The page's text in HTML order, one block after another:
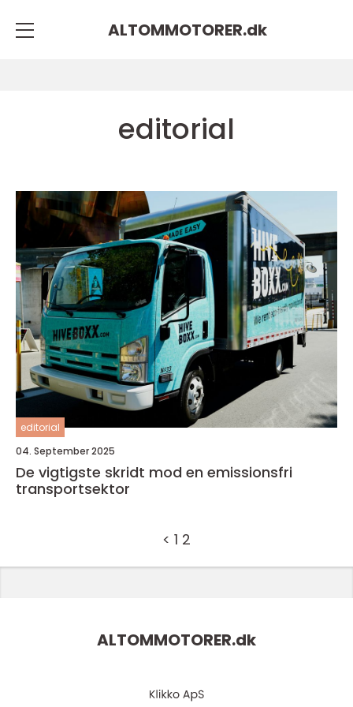
ALTOMMOTORER.dk
editorial
editorial
04. September 2025
De vigtigste skridt mod en emissionsfri
transportsektor
< 1 2
ALTOMMOTORER.dk